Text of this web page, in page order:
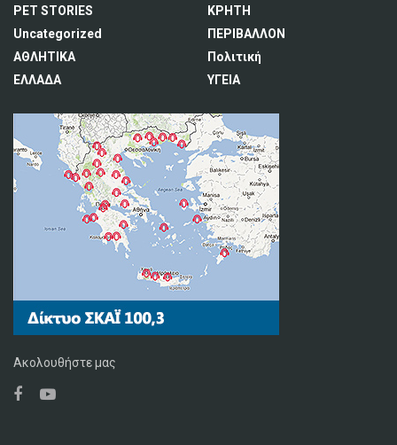
PET STORIES
Uncategorized
ΑΘΛΗΤΙΚΑ
ΕΛΛΑΔΑ
ΚΡΗΤΗ
ΠΕΡΙΒΑΛΛΟΝ
Πολιτική
ΥΓΕΙΑ
Ακολουθήστε μας